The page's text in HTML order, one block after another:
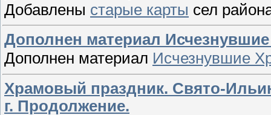
Добавлены старые карты сел
Дополнен материал
Дополнен материал Исчезнувшие
Храмовый праздник. Свято-
г. Продолжение.